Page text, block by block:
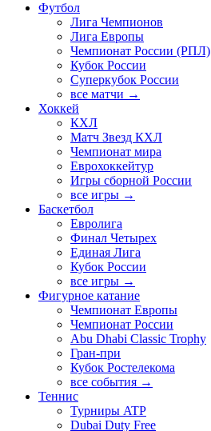
Футбол
Лига Чемпионов
Лига Европы
Чемпионат России (РПЛ)
Кубок России
Суперкубок России
все матчи →
Хоккей
КХЛ
Матч Звезд КХЛ
Чемпионат мира
Еврохоккейтур
Игры сборной России
все игры →
Баскетбол
Евролига
Финал Четырех
Единая Лига
Кубок России
все игры →
Фигурное катание
Чемпионат Европы
Чемпионат России
Abu Dhabi Classic Trophy
Гран-при
Кубок Ростелекома
все события →
Теннис
Турниры ATP
Dubai Duty Free